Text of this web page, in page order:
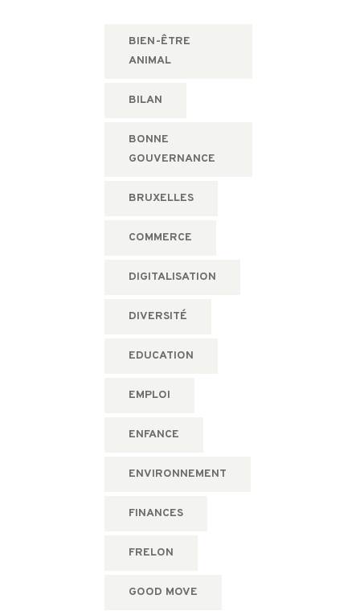
BIEN-ÊTRE
ANIMAL
BILAN
BONNE
GOUVERNANCE
BRUXELLES
COMMERCE
DIGITALISATION
DIVERSITÉ
EDUCATION
EMPLOI
ENFANCE
ENVIRONNEMENT
FINANCES
FRELON
GOOD MOVE